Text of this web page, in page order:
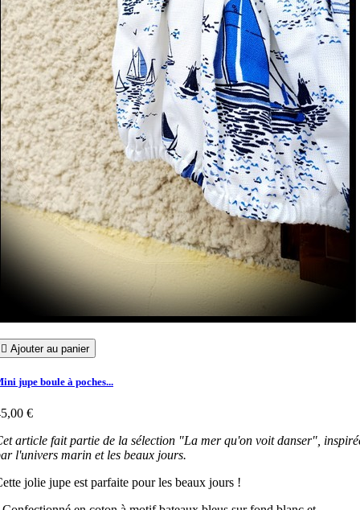
 Ajouter au panier
jupe boule à poches...
€
article fait partie de la sélection "La mer qu'on voit danser",
l'univers marin et les beaux jours.
jolie jupe est parfaite pour les beaux jours !